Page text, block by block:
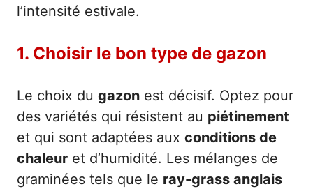
l’intensité estivale.
1. Choisir le bon type de gazon
Le choix du gazon est décisif. Optez pour
des variétés qui résistent au piétinement
et qui sont adaptées aux conditions de
chaleur et d’humidité. Les mélanges de
graminées tels que le ray-grass anglais